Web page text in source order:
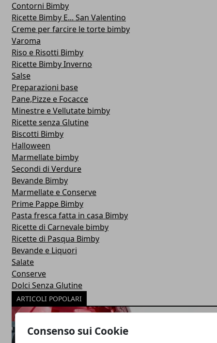
Consenso sui Cookie
Contorni Bimby
Ricette Bimby E... San Valentino
Creme per farcire le torte bimby
Varoma
Riso e Risotti Bimby
Ricette Bimby Inverno
Salse
Preparazioni base
Pane,Pizze e Focacce
Minestre e Vellutate bimby
Ricette senza Glutine
Biscotti Bimby
Halloween
Marmellate bimby
Secondi di Verdure
Bevande Bimby
Marmellate e Conserve
Prime Pappe Bimby
Pasta fresca fatta in casa Bimby
Ricette di Carnevale bimby
Ricette di Pasqua Bimby
Bevande e Liquori
Salate
Conserve
Dolci Senza Glutine
ARTICOLI POPOLARI